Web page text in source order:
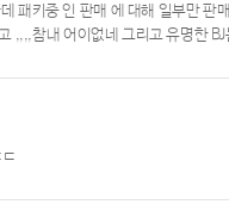
패키중 인 판매 에 대해 일부만
,,,,참내 어이없네 그리고 유명한